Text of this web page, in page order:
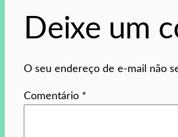
Deixe um
O seu endereço de e-mail não
Comentário *